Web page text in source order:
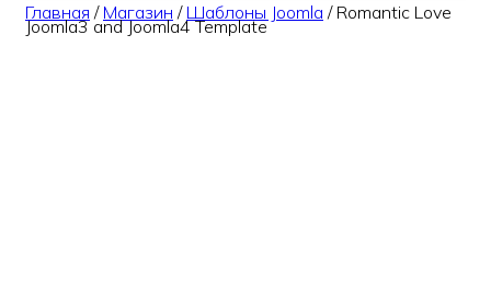
Главная / Магазин / Шаблоны Joomla / Romantic Love
Joomla3 and Joomla4 Template